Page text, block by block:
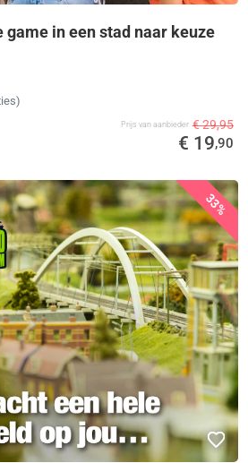
game in een stad naar keuze
Prijs van aanbieder € 29,95
€ 19,90
33%